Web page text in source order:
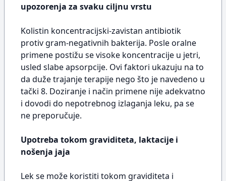
upozorenja za svaku ciljnu vrstu
Kolistin koncentracijski-zavistan antibiotik
protiv gram-negativnih bakterija. Posle oralne
primene postižu se visoke koncentracije u jetri,
usled slabe apsorpcije. Ovi faktori ukazuju na to
da duže trajanje terapije nego što je navedeno u
tački 8. Doziranje i način primene nije adekvatno
i dovodi do nepotrebnog izlaganja leku, pa se
ne preporučuje.
Upotreba tokom graviditeta, laktacije i
nošenja jaja
Lek se može koristiti tokom graviditeta i